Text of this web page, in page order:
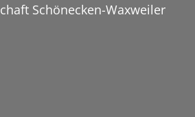
Schönecken-Waxweiler